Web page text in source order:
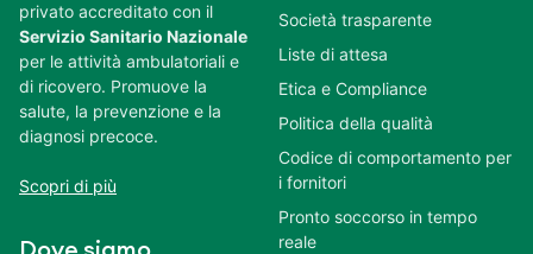
privato accreditato con il
Servizio Sanitario Nazionale
per le attività ambulatoriali e
di ricovero. Promuove la
salute, la prevenzione e la
diagnosi precoce.
Scopri di più
Società trasparente
Liste di attesa
Etica e Compliance
Politica della qualità
Codice di comportamento per
i fornitori
Pronto soccorso in tempo
reale